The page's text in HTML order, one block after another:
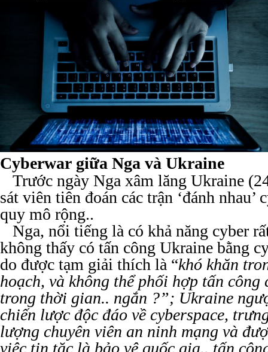
Cyberwar giữa Nga và Ukraine
Trước ngày Nga xâm lăng Ukraine
sát viên tiên đoán các trận ‘đánh nhau’
quy mô rộng..
Nga, nổi tiếng là có khả năng cyber
không thấy có tấn công Ukraine bằng
do được tạm giải thích là “khó khăn
hoạch, và không thể phối hợp tấn công
trong thời gian.. ngắn ?”; Ukraine
chiến lược độc đáo về cyberspace,
lượng chuyên viên an ninh mạng và
việc tin tặc là bảo vệ quốc gia.. tấn